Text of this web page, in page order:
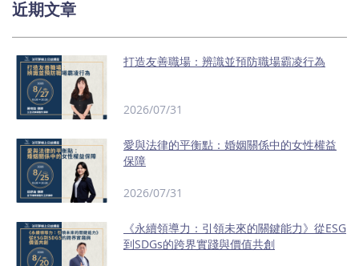
近期文章
打造友善職場：辨識並預防職場霸凌行為
2026/07/31
愛與法律的平衡點：婚姻關係中的女性權益
保障
2026/07/31
《永續領導力：引領未來的關鍵能力》從ESG
到SDGs的跨界實踐與價值共創